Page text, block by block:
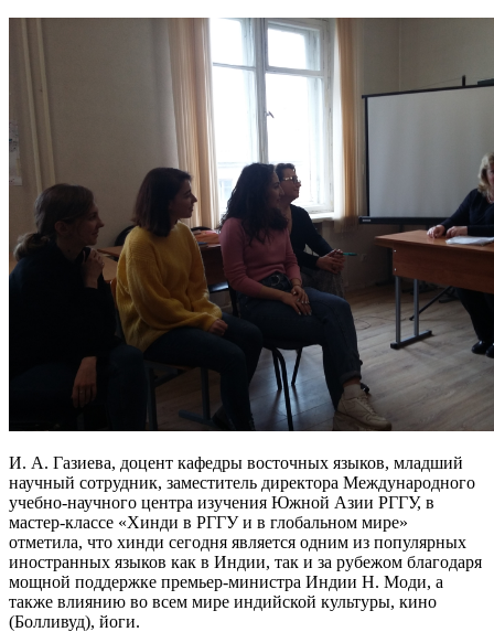
И. А. Газиева, доцент кафедры восточных языков, младший
научный сотрудник, заместитель директора Международного
учебно-научного центра изучения Южной Азии РГГУ, в
мастер-классе «Хинди в РГГУ и в глобальном мире»
отметила, что хинди сегодня является одним из популярных
иностранных языков как в Индии, так и за рубежом благодаря
мощной поддержке премьер-министра Индии Н. Моди, а
также влиянию во всем мире индийской культуры, кино
(Болливуд), йоги.